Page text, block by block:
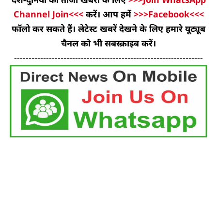
Channel Join<<< करें। आप हमें>>>Facebook<<<
फॉलो कर सकते हैं। लेटेस्ट खबरें देखने के लिए हमारे यूट्यूब
चैनल को भी सबस्क्राइब करें।
-----------------------------------------------------------------